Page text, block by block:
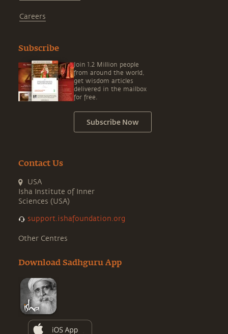
Careers
Subscribe
Join 1.2 Million people
from around the world,
get wisdom articles
delivered in the mailbox
for free.
Subscribe Now
Contact Us
USA
Isha Institute of Inner
Sciences (USA)
support.ishafoundation.org
Other Centres
Download Sadhguru App